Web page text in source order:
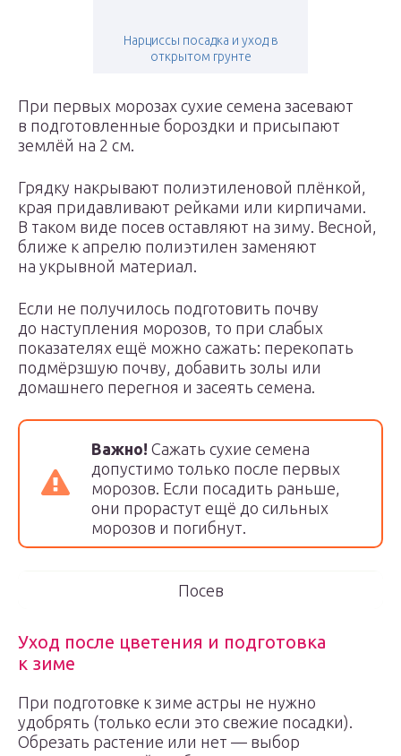
Нарциссы посадка и уход в
открытом грунте
При первых морозах сухие семена засевают
в подготовленные бороздки и присыпают
землёй на 2 см.
Грядку накрывают полиэтиленовой плёнкой,
края придавливают рейками или кирпичами.
В таком виде посев оставляют на зиму. Весной,
ближе к апрелю полиэтилен заменяют
на укрывной материал.
Если не получилось подготовить почву
до наступления морозов, то при слабых
показателях ещё можно сажать: перекопать
подмёрзшую почву, добавить золы или
домашнего перегноя и засеять семена.
Важно! Сажать сухие семена
допустимо только после первых
морозов. Если посадить раньше,
они прорастут ещё до сильных
морозов и погибнут.
Посев
Уход после цветения и подготовка
к зиме
При подготовке к зиме астры не нужно
удобрять (только если это свежие посадки).
Обрезать растение или нет — выбор